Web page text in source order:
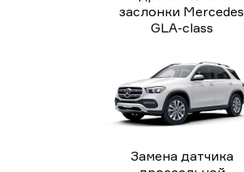
заслонки Mercedes
GLA-class
Замена датчика